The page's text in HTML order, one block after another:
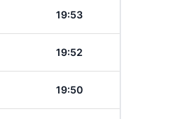
19:53
19:52
19:50